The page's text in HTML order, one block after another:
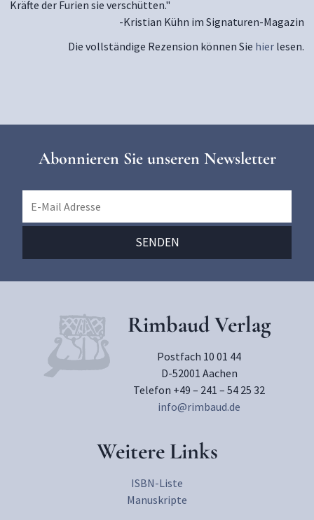
Kräfte der Furien sie verschütten."
-Kristian Kühn im Signaturen-Magazin
Die vollständige Rezension können Sie hier lesen.
Abonnieren Sie unseren Newsletter
Rimbaud Verlag
Postfach 10 01 44
D-52001 Aachen
Telefon +49 – 241 – 54 25 32
info@rimbaud.de
Weitere Links
ISBN-Liste
Manuskripte